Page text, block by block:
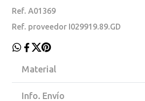
Ref. A01369
Ref. proveedor I029919.89.GD
Material
Info. Envío